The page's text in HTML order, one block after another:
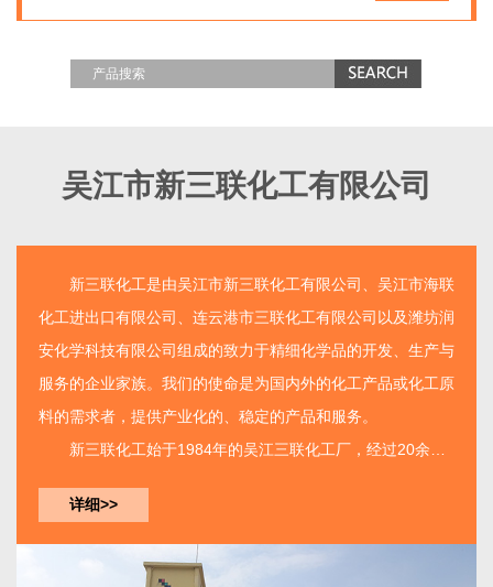
吴江市新三联化工有限公司
新三联化工是由吴江市新三联化工有限公司
、吴江市海联
化工进出口有限公司、连云港市三联化工有限公司以及潍坊润
安化学科技有限公司组成的致力于精细化学品的开发、生产与
服务的企业家族。我们的使命是为国内外的化工产品或化工原
料的需求者，提供产业化的、稳定的产品和服务。
新三联化工始于1984年的吴江三联化工厂，经过20余年
基地集开发、生产、服务...
详细>>